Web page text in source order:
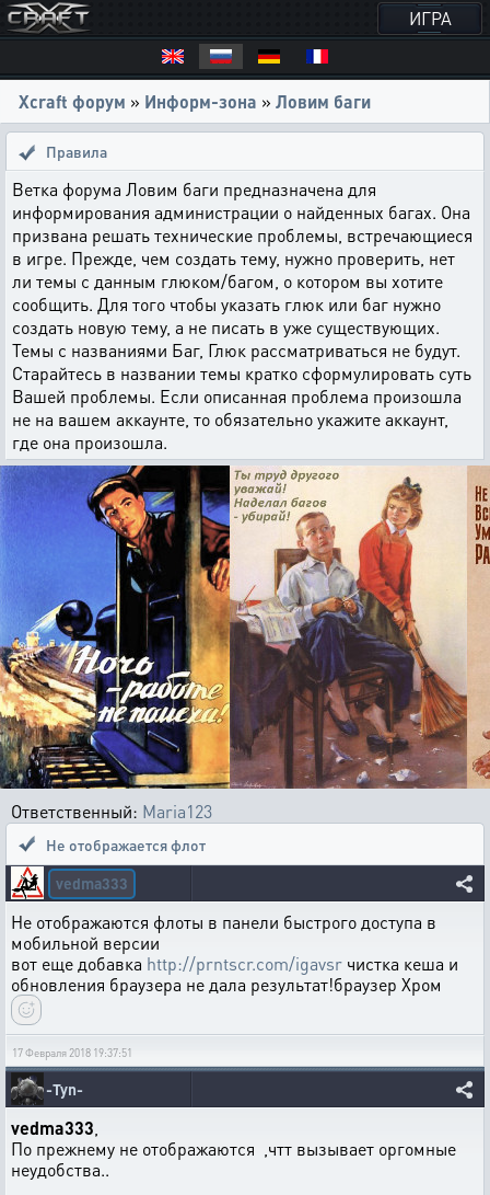
ИГРА
Xcraft форум » Информ-зона » Ловим баги
Правила
Ветка форума Ловим баги предназначена для
информирования администрации о найденных багах. Она
призвана решать технические проблемы, встречающиеся
в игре. Прежде, чем создать тему, нужно проверить, нет
ли темы с данным глюком/багом, о котором вы хотите
сообщить. Для того чтобы указать глюк или баг нужно
создать новую тему, а не писать в уже существующих.
Темы с названиями Баг, Глюк рассматриваться не будут.
Старайтесь в названии темы кратко сформулировать суть
Вашей проблемы. Если описанная проблема произошла
не на вашем аккаунте, то обязательно укажите аккаунт,
где она произошла.
Ответственный: Maria123
Не отображается флот
vedma333
Не отображаются флоты в панели быстрого доступа в
мобильной версии
вот еще добавка http://prntscr.com/igavsr чистка кеша и
обновления браузера не дала результат!браузер Хром
17 Февраля 2018 19:37:51
-Tyn-
vedma333
По прежнему не отображаются ,чтт вызывает оргомные
неудобства..